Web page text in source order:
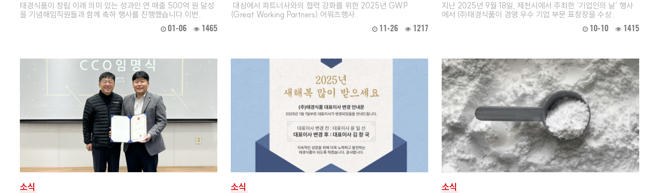
​태경식품이 창립 이래 의미 있는 성과인 연 매출 500억 원 달성
을 기념해임직원들과 함께 축하 행사를 진행했습니다.​이번..
01-06 1465
대상에서 파트너사와의 협력 강화를 위한 2025년 GWP
(Great Working Partners) 어워즈행사..
11-26 1217
지난 2025년 9월 18일, 제천시에서 주최한 ‘기업인의 날’ 행사
에서 ㈜태경식품이 경영 우수 기업 부문 표창장을 수상..
10-10 1415
소식
소식
소식